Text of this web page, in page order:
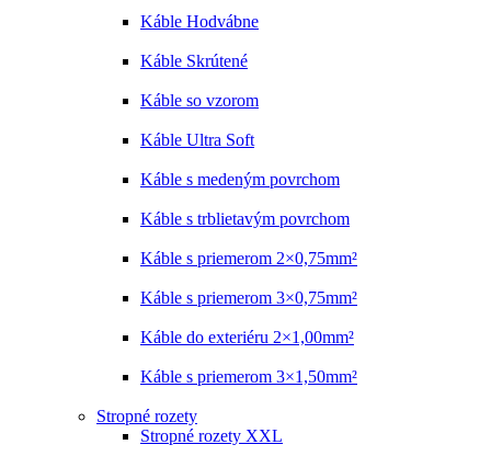
Káble Hodvábne
Káble Skrútené
Káble so vzorom
Káble Ultra Soft
Káble s medeným povrchom
Káble s trblietavým povrchom
Káble s priemerom 2×0,75mm²
Káble s priemerom 3×0,75mm²
Káble do exteriéru 2×1,00mm²
Káble s priemerom 3×1,50mm²
Stropné rozety
Stropné rozety XXL